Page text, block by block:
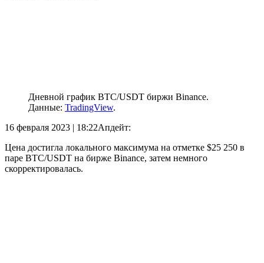
Дневной график BTC/USDT биржи Binance.
Данные: TradingView.
16 февраля 2023 | 18:22Апдейт:
Цена достигла локального максимума на отметке $25 250 в
паре BTC/USDT на бирже Binance, затем немного
скорректировалась.